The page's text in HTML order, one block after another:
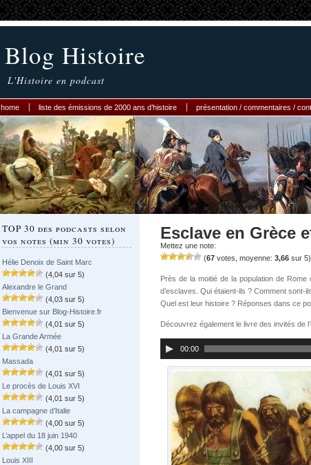
Blog Histoire
L'Histoire en podcast
home liste des émissions de 2000 ans d’histoire présentation / commentaires /
TOP 30 des podcasts selon
vos notes (min 30 votes)
Hélie Denoix de Saint Marc
(4,04 sur 5)
Alexandre le Grand
(4,03 sur 5)
Bienvenue sur Blog-Histoire.fr
(4,01 sur 5)
La Grande Armée
(4,01 sur 5)
Massada
(4,01 sur 5)
Le procès de Louis XVI
(4,01 sur 5)
La campagne d’Italie
(4,00 sur 5)
L’appel du 18 juin 1940
(4,00 sur 5)
Louis XIII
Esclave en Grèce
Mettez une note:
(67 votes, moyenne: 3,66 sur 5)
Près de la moitié de la population de Rome
d’esclaves. Qui étaient-ils ? Comment
Quel est leur histoire ? Réponses dans ce
Découvrez également le livre des invités de
00:00